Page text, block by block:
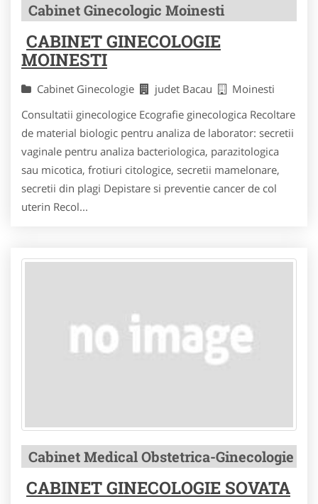
Cabinet Ginecologic Moinesti
CABINET GINECOLOGIE
MOINESTI
Cabinet Ginecologie judet Bacau
Moinesti
Consultatii ginecologice Ecografie ginecologica Recoltare
de material biologic pentru analiza de laborator: secretii
vaginale pentru analiza bacteriologica, parazitologica
sau micotica, frotiuri citologice, secretii mamelonare,
secretii din plagi Depistare si preventie cancer de col
uterin Recol...
Cabinet Medical Obstetrica-Ginecologie
CABINET GINECOLOGIE SOVATA